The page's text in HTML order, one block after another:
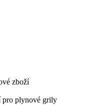
zboží
pro plynové grily